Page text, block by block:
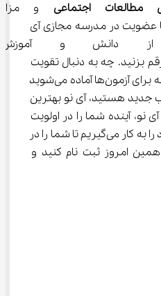
مطالعات اجتماعی و
شوید. با عضویت در مدرسه مجازی آی
از دانش و آموزش
خود رقم بزنید. چه به دنبال تقویت
پایه‌های درسی خود باشید، چه برای آزمون‌ها آماده می‌شوید
جدید هستید، آی نو بهترین
نو، آینده شما را در اولویت
قرار داده‌ایم و تمام تلاش خود را به کار می‌گیریم تا شما را در
امروز ثبت نام کنید و